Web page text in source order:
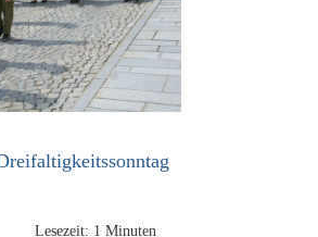
Lesezeit: 1 Minuten